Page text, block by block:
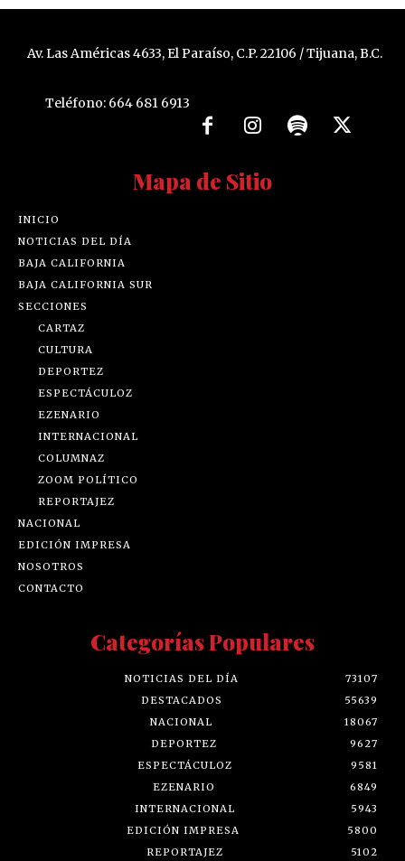
Av. Las Américas 4633, El Paraíso, C.P. 22106 / Tijuana, B.C.
Teléfono: 664 681 6913
Mapa de Sitio
INICIO
NOTICIAS DEL DÍA
BAJA CALIFORNIA
BAJA CALIFORNIA SUR
SECCIONES
CARTAZ
CULTURA
DEPORTEZ
ESPECTÁCULOZ
EZENARIO
INTERNACIONAL
COLUMNAZ
ZOOM POLÍTICO
REPORTAJEZ
NACIONAL
EDICIÓN IMPRESA
NOSOTROS
CONTACTO
Categorías Populares
NOTICIAS DEL DÍA
73107
DESTACADOS
55639
NACIONAL
18067
DEPORTEZ
9627
ESPECTÁCULOZ
9581
EZENARIO
6849
INTERNACIONAL
5943
EDICIÓN IMPRESA
5800
REPORTAJEZ
5102